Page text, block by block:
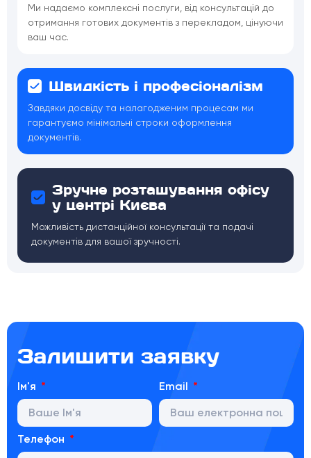
Ми надаємо комплексні послуги, від консультацій до
отримання готових документів з перекладом, цінуючи
ваш час.
Швидкість і професіоналізм
Завдяки досвіду та налагодженим процесам ми
гарантуємо мінімальні строки оформлення
документів.
Зручне розташування офісу
у центрі Києва
Можливість дистанційної консультації та подачі
документів для вашої зручності.
Залишити заявку
Ім'я Email
Телефон